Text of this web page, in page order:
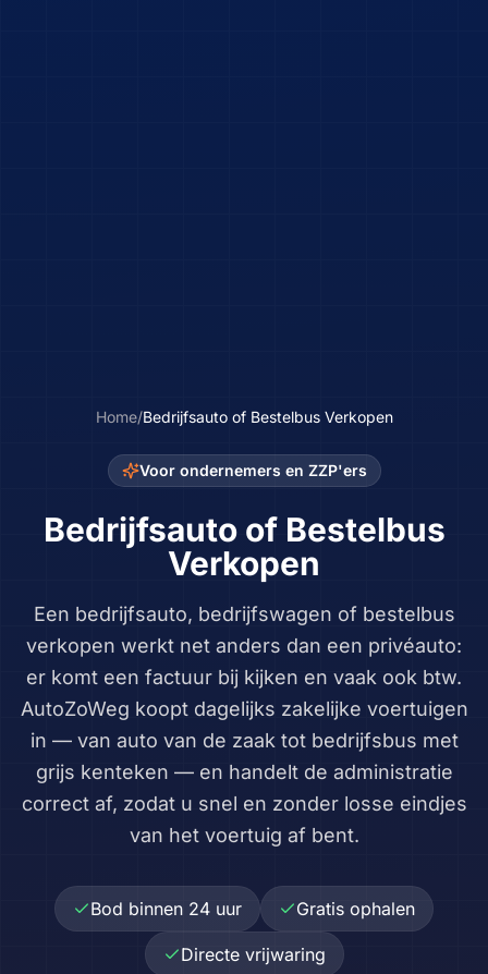
Home/Bedrijfsauto of Bestelbus Verkopen
Voor ondernemers en ZZP'ers
Bedrijfsauto of Bestelbus
Verkopen
Een bedrijfsauto, bedrijfswagen of bestelbus
verkopen werkt net anders dan een privéauto:
er komt een factuur bij kijken en vaak ook btw.
AutoZoWeg koopt dagelijks zakelijke voertuigen
in — van auto van de zaak tot bedrijfsbus met
grijs kenteken — en handelt de administratie
correct af, zodat u snel en zonder losse eindjes
van het voertuig af bent.
Bod binnen 24 uur Gratis ophalen
Directe vrijwaring